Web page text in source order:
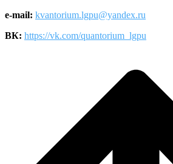
e-mail: kvantorium.lgpu@yandex.ru
ВК: https://vk.com/quantorium_lgpu